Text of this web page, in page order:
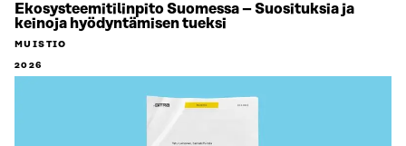
Ekosysteemitilinpito Suomessa – Suosituksia ja
keinoja hyödyntämisen tueksi
MUISTIO
2026